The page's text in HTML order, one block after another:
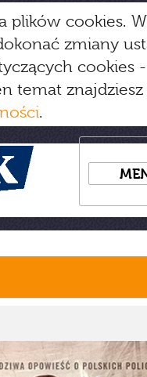
plików cookies.
zmiany
cookies
temat
.